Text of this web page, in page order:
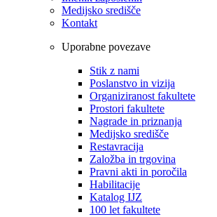
Medijsko središče
Kontakt
Uporabne povezave
Stik z nami
Poslanstvo in vizija
Organiziranost fakultete
Prostori fakultete
Nagrade in priznanja
Medijsko središče
Restavracija
Založba in trgovina
Pravni akti in poročila
Habilitacije
Katalog IJZ
100 let fakultete